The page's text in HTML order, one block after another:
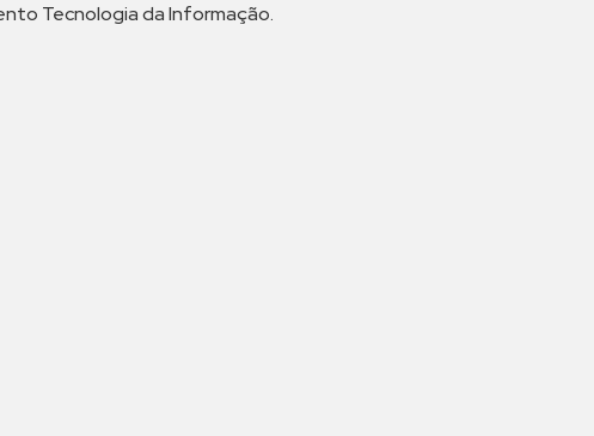
Tecnologia da Informação.